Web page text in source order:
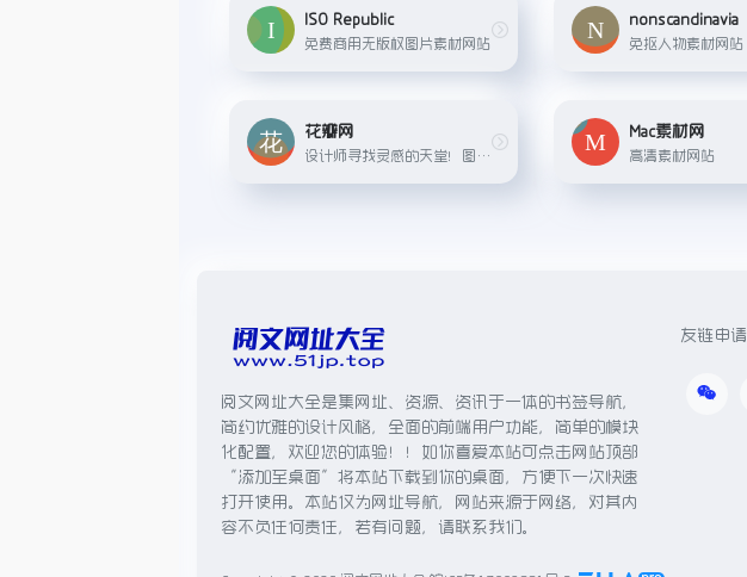
ISO Republic
免费商用无版权图片素材网站
nonscandinavia
免抠人物素材网站
花瓣网
设计师寻找灵感的天堂！图片素材领导者
Mac素材网
高清素材网站
阅文网址大全是集网址、资源、资讯于一体的书签导航，
简约优雅的设计风格，全面的前端用户功能，简单的模块
化配置，欢迎您的体验！！如你喜爱本站可点击网站顶部
“添加至桌面”将本站下载到你的桌面，方便下一次快速
打开使用。本站仅为网址导航，网站来源于网络，对其内
容不负任何责任，若有问题，请联系我们。
友链申请